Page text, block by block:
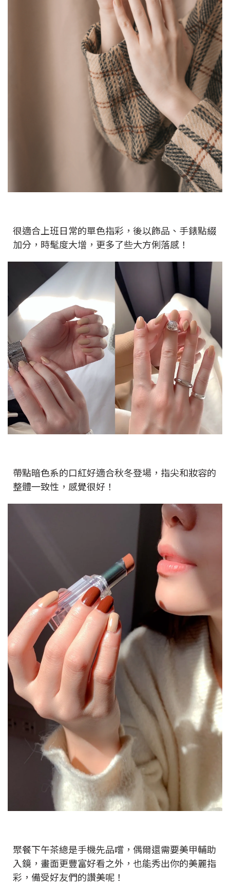
很適合上班日常的單色指彩，後以飾品、手錶點綴
加分，時髦度大增，更多了些大方俐落感！
帶點暗色系的口紅好適合秋冬登場，指尖和妝容的
整體一致性，感覺很好！
聚餐下午茶總是手機先品嚐，偶爾還需要美甲輔助
入鏡，畫面更豐富好看之外，也能秀出你的美麗指
彩，備受好友們的讚美呢！